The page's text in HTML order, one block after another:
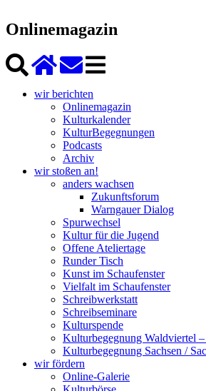
Onlinemagazin
wir berichten
Onlinemagazin
Kulturkalender
KulturBegegnungen
Podcasts
Archiv
wir stoßen an!
anders wachsen
Zukunftsforum
Warngauer Dialog
Spurwechsel
Kultur für die Jugend
Offene Ateliertage
Runder Tisch
Kunst im Schaufenster
Vielfalt im Schaufenster
Schreibwerkstatt
Schreibseminare
Kulturspende
Kulturbegegnung Waldviertel
Kulturbegegnung Sachsen /
wir fördern
Online-Galerie